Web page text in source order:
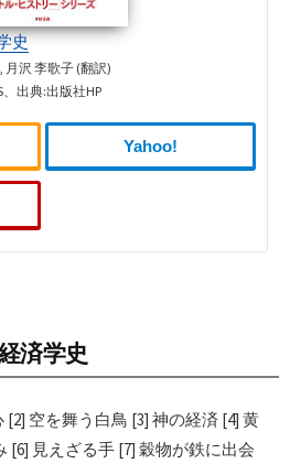
史
沢 李歌子 (翻訳)
、出典:出版社HP
Yahoo!
済学史
空を舞う白鳥 [3] 神の経済 [4] 黄
[6] 見えざる手 [7] 穀物が鉄に出会